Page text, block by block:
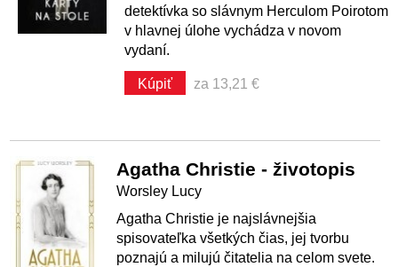
detektívka so slávnym Herculom Poirotom
v hlavnej úlohe vychádza v novom
vydaní.
Kúpiť za 13,21 €
Agatha Christie - životopis
Worsley Lucy
Agatha Christie je najslávnejšia
spisovateľka všetkých čias, jej tvorbu
poznajú a milujú čitatelia na celom svete.